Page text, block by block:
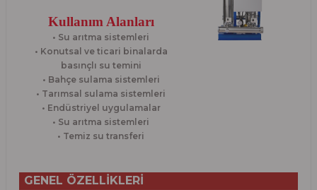
Kullanım Alanları
• Su arıtma sistemleri
• Konutsal ve ticari binalarda
basınçlı su temini
• Bahçe sulama sistemleri
• Tarımsal sulama sistemleri
• Endüstriyel uygulamalar
• Su arıtma sistemleri
• Temiz su transferi
GENEL ÖZELLİKLERİ